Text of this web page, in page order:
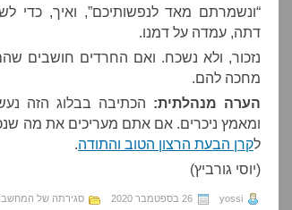
“ונשמרתם מאד לנפשותיכם”, ואיך, כדי
דתה, עמדה על דמנו.
נזכור, ולא נשכח. ואם החרדים חושבים
מחכה להם.
הערה מנהלתית: הכתיבה בבלוג הזה
ומאמץ ניכרים. אם אתם מעריכים את מה
לקרן הבעת הרצון הטוב והתודה.
(יוסי גורביץ)
yossi 26 בספטמבר 2020 סגירתה של